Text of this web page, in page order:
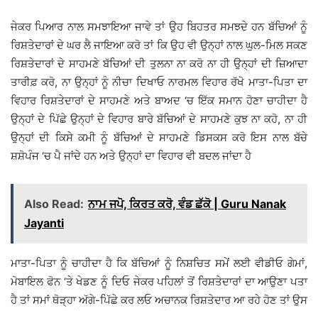
ਜੇਕਰ ਪਿਆਰ ਨਾਲ ਸਮਝਾਇਆ ਜਾਵੇ ਤਾਂ ਉਹ ਬਿਹਤਰ ਸਮਝਦੇ ਹਨ ਬੱਚਿਆਂ ਨੂੰ
ਰਿਸ਼ਤੇਦਾਰਾਂ ਦੇ ਘਰ ਲੈ ਜਾਇਆ ਕਰੋ ਤਾਂ ਕਿ ਉਹ ਵੀ ਉਨ੍ਹਾਂ ਨਾਲ ਘੁਲ-ਮਿਲ ਸਕਣ
ਰਿਸ਼ਤੇਦਾਰਾਂ ਦੇ ਸਾਹਮਣੇ ਬੱਚਿਆਂ ਦੀ ਤੁਲਨਾ ਨਾ ਕਰੋ ਨਾ ਹੀ ਉਨ੍ਹਾਂ ਦੀ ਜ਼ਿਆਦਾ
ਤਾਰੀਫ਼ ਕਰੋ, ਨਾ ਉਨ੍ਹਾਂ ਨੂੰ ਨੀਚਾ ਦਿਖਾਓ ਨਾਰਮਲ ਵਿਹਾਰ ਰੱਖੋ ਮਾਤਾ-ਪਿਤਾ ਦਾ
ਵਿਹਾਰ ਰਿਸ਼ਤੇਦਾਰਾਂ ਦੇ ਸਾਹਮਣੇ ਅਤੇ ਬਾਅਦ ‘ਚ ਇੱਕ ਸਮਾਨ ਹੋਣਾ ਚਾਹੀਦਾ ਹੈ
ਉਨ੍ਹਾਂ ਦੇ ਪਿੱਛੇ ਉਨ੍ਹਾਂ ਦੇ ਵਿਹਾਰ ਬਾਰੇ ਬੱਚਿਆਂ ਦੇ ਸਾਹਮਣੇ ਕੁਝ ਨਾ ਕਹੋ, ਨਾ ਹੀ
ਉਨ੍ਹਾਂ ਦੀ ਕਿਸੇ ਕਮੀ ਨੂੰ ਬੱਚਿਆਂ ਦੇ ਸਾਹਮਣੇ ਡਿਸਕਸ ਕਰੋ ਇਸ ਨਾਲ ਬੱਚੇ
ਸ਼ਸ਼ੋਪੰਜ ‘ਚ ਪੈ ਜਾਂਦੇ ਹਨ ਅਤੇ ਉਨ੍ਹਾਂ ਦਾ ਵਿਹਾਰ ਵੀ ਬਦਲ ਜਾਂਦਾ ਹੈ
Also Read: ਨਾਮ ਜਪੋ, ਕਿਰਤ ਕਰੋ, ਵੰਡ ਛੱਕੋ | Guru Nanak
Jayanti
ਮਾਤਾ-ਪਿਤਾ ਨੂੰ ਚਾਹੀਦਾ ਹੈ ਕਿ ਬੱਚਿਆਂ ਨੂੰ ਨਿਸ਼ਚਿਤ ਸਮੇਂ ਲਈ ਵੀਡੀਓ ਗੇਮਾਂ,
ਮੋਬਾਇਲ ਫੋਨ ‘ਤੇ ਖੇਡਣ ਨੂੰ ਦਿਓ ਜੇਕਰ ਪਹਿਲਾਂ ਤੋਂ ਰਿਸ਼ਤੇਦਾਰਾਂ ਦਾ ਆਉਣਾ ਪਤਾ
ਹੈ ਤਾਂ ਸਮਾਂ ਥੋੜ੍ਹਾ ਅੱਗੇ-ਪਿੱਛੇ ਕਰ ਲਓ ਅਚਾਨਕ ਰਿਸ਼ਤੇਦਾਰ ਆ ਰਹੇ ਹੋਣ ਤਾਂ ਉਸ